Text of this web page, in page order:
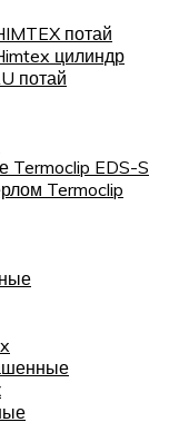
потай
цилиндр
потай
Termoclip EDS-S
Termoclip